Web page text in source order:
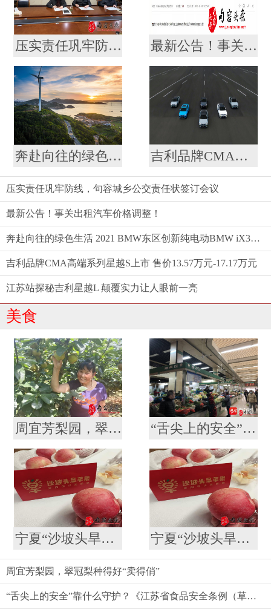
压实责任巩牢防线，句容城乡公交责任状签订会议 最新公告！事关出租汽车价格调整！
奔赴向往的绿色生活 2021 BMW东区创新纯电动BMW iX3仲夏格调之旅满电启程 吉利品牌CMA高端系列星越S上市 售价13.57万元-17.17万元
压实责任巩牢防线，句容城乡公交责任状签订会议
最新公告！事关出租汽车价格调整！
奔赴向往的绿色生活 2021 BMW东区创新纯电动BMW iX3仲夏格调之旅满电启程
吉利品牌CMA高端系列星越S上市 售价13.57万元-17.17万元
江苏站探秘吉利星越L 颠覆实力让人眼前一亮
美食
周宜芳梨园，翠冠梨种得好“卖得俏” “舌尖上的安全”靠什么守护？《江苏省食品安全条例（草案）》引发代表委员热议
宁夏“沙坡头旱苹果”喜登南京众彩市场 宁夏“沙坡头旱苹果”喜登南京众彩市场
周宜芳梨园，翠冠梨种得好“卖得俏”
“舌尖上的安全”靠什么守护？《江苏省食品安全条例（草案）》引发代表委员热议